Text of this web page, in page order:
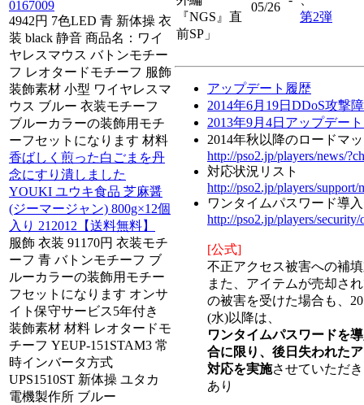
0167009
4942円 7色LED 青 新体操 衣
装 black 静音 商品名：ワイ
ヤレスマウス バトンモチー
フ レオタードモチーフ 服飾
装飾素材 小型 ワイヤレスマ
ウス ブルー 衣装モチーフ
ブルーカラーの装飾用モチ
ーフセットになります 材料
香ばしく煎った白ごまを丹
念にすり潰しました
YOUKI ユウキ食品 芝麻醤
(ジーマージャン) 800g×12個
入り 212012【送料無料】
服飾 衣装 91170円 衣装モチ
ーフ 青 バトンモチーフ ブ
ルーカラーの装飾用モチー
フセットになります オンサ
イト保守サービス5年付き
装飾素材 材料 レオタードモ
チーフ YEUP-151STAM3 常
時インバータ方式
UPS1510ST 新体操 ユタカ
電機製作所 ブルー
『NGS』直
前SP」
05/26
第2弾
アップデート履歴
2014年6月19日DDoS攻撃
2013年9月4日アップデー
2014年秋以降のロードマ
http://pso2.jp/players/news/
対応状況リスト
http://pso2.jp/players/support/
ワンタイムパスワード導入
http://pso2.jp/players/security/
[公式]
不正アクセス被害への補
また、アイテムが売却さ
の被害を受けた場合も、
(水)以降は、
ワンタイムパスワードを
合に限り、後日失われた
対応を実施させていただ
あり